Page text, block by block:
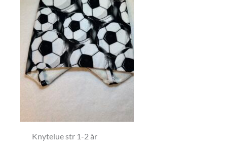
Knytelue str 1-2 år